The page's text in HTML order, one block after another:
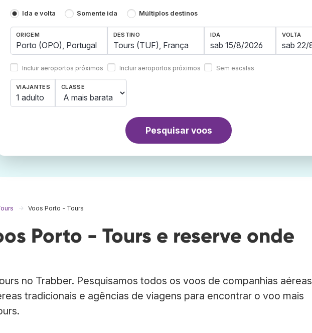
Ida e volta Somente ida Múltiplos destinos
ORIGEM
Incluir aeroportos próximos
DESTINO
Incluir aeroportos próximos
IDA VOLTA
Sem escalas
VIAJANTES
1 adulto
CLASSE
Pesquisar voos
Voos Porto - Tours
Porto - Tours e reserve onde
no Trabber. Pesquisamos todos os voos de companhias aéreas
tradicionais e agências de viagens para encontrar o voo mais